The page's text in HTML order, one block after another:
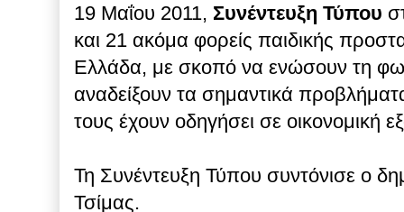
19 Μαΐου 2011, Συνέντευξη Τύπου
και 21 ακόμα φορείς παιδικής
Ελλάδα, με σκοπό να ενώσουν τη
αναδείξουν τα σημαντικά
τους έχουν οδηγήσει σε οικονομική
Τη Συνέντευξη Τύπου συντόνισε ο
Τσίμας.